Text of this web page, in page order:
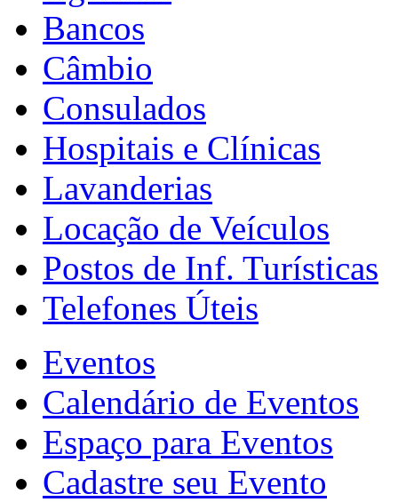
Bancos
Câmbio
Consulados
Hospitais e Clínicas
Lavanderias
Locação de Veículos
Postos de Inf. Turísticas
Telefones Úteis
Eventos
Calendário de Eventos
Espaço para Eventos
Cadastre seu Evento